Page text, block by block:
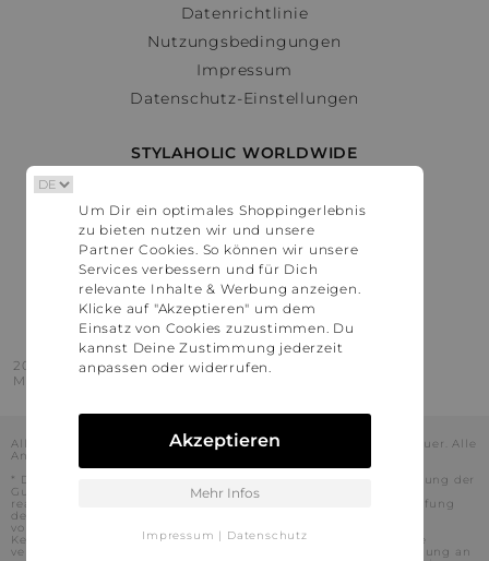
Datenrichtlinie
Nutzungsbedingungen
Impressum
Datenschutz-Einstellungen
STYLAHOLIC WORLDWIDE
Österreich
Schweiz
France
United States
2016 - 2026 © Stylaholic.
Made for you with love in munich.
Alle Preise inkl. der jeweils geltenden gesetzlichen Mehrwertsteuer. Alle
Angaben ohne Gewähr.
* Die angezeigten Preise beinhalten Rabatte, die durch die Nutzung der
Gutschein-Codes auf den Seiten unserer Partner voraussichtlich
realisiert werden können. Stylaholic führt keine vollständige Prüfung
der Gutschein-Codes durch und es kann daher in Einzelfällen
vorkommen, dass die Gutscheine abweichend von unserem
Kenntnisstand bei dem jeweiligen Shop nicht oder nur teilweise
verwendet werden können. Darüber hinaus kann deren Verwendung an
Um Dir ein optimales Shoppingerlebnis
zu bieten nutzen wir und unsere
Partner Cookies. So können wir unsere
Services verbessern und für Dich
relevante Inhalte & Werbung anzeigen.
Klicke auf "Akzeptieren" um dem
Einsatz von Cookies zuzustimmen. Du
kannst Deine Zustimmung jederzeit
anpassen oder widerrufen.
Akzeptieren
Mehr Infos
Impressum | Datenschutz